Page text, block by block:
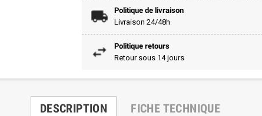
Politique de livraison
Livraison 24/48h
Politique retours
Retour sous 14 jours
DESCRIPTION FICHE TECHNIQUE